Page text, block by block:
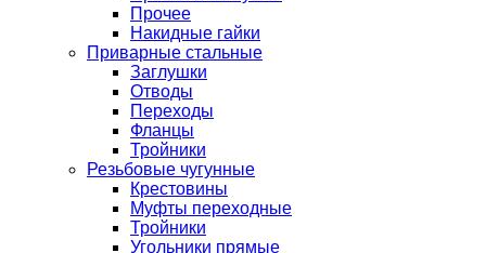
Прочее
Накидные гайки
Приварные стальные
Заглушки
Отводы
Переходы
Фланцы
Тройники
Резьбовые чугунные
Крестовины
Муфты переходные
Тройники
Угольники прямые